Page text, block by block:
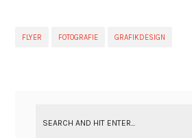
FLYER FOTOGRAFIE GRAFIKDESIGN